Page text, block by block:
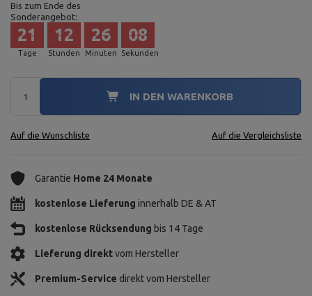
Bis zum Ende des
Sonderangebot:
Tage
21
Stunden
12
Minuten
26
Sekunden
07
IN DEN WARENKORB
Auf die Wunschliste Auf die Vergleichsliste
Garantie Home 24 Monate
kostenlose Lieferung innerhalb DE & AT
kostenlose Rücksendung bis 14 Tage
Lieferung direktvom Hersteller
Premium-Service direkt vom Hersteller